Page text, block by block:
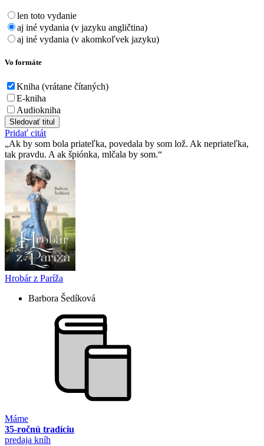
len toto vydanie
aj iné vydania (v jazyku angličtina)
aj iné vydania (v akomkoľvek jazyku)
Vo formáte
Kniha (vrátane čítaných)
E-kniha
Audiokniha
Sledovať titul
Pridať citát
Ak by som bola priateľka, povedala by som lož. Ak nepriateľka,
tak pravdu. A ak špiónka, mlčala by som.
Hrobár z Paríža
Barbora Šedíková
Máme
35-ročnú tradíciu
predaja kníh